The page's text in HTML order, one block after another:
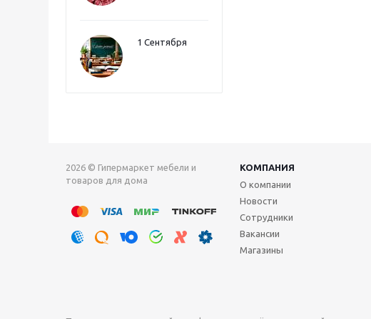
1 Сентября
2026 © Гипермаркет мебели и
товаров для дома
КОМПАНИЯ
О компании
Новости
Сотрудники
Вакансии
Магазины